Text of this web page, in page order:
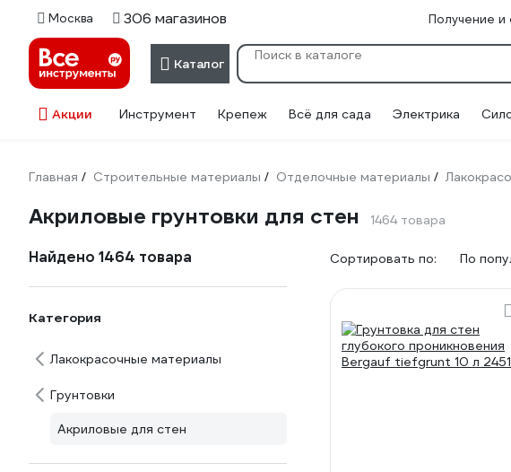
Москва 306 магазинов Получение и
Каталог
Акции Инструмент Крепеж Всё для сада Электрика
Главная / Строительные материалы / Отделочные материалы /
Акриловые грунтовки для стен 1464 товара
Найдено 1464 товара
Категория
Лакокрасочные материалы
Грунтовки
Акриловые для стен
Сортировать по: По